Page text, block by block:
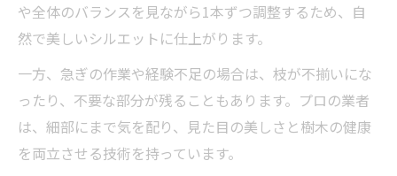
や全体のバランスを見ながら1本ずつ調整するため、自
然で美しいシルエットに仕上がります。
一方、急ぎの作業や経験不足の場合は、枝が不揃いにな
ったり、不要な部分が残ることもあります。プロの業者
は、細部にまで気を配り、見た目の美しさと樹木の健康
を両立させる技術を持っています。